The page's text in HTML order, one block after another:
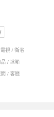
視 / 衛浴
品 / 冰箱
間 / 客廳